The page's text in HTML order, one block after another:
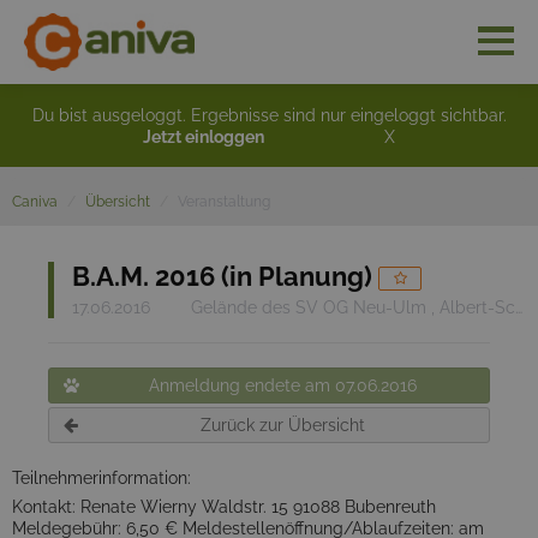
Du bist ausgeloggt. Ergebnisse sind nur eingeloggt sichtbar.
Jetzt einloggen
X
Caniva Übersicht
B.A.M. 2016 (in Planung)
17.06.2016 Gelände des SV OG Neu-Ulm , Albert-Schweitzer-Str. Neu-Ulm , 89231 Neu-Ulm
Anmeldung endete am 07.06.2016
Zurück zur Übersicht
Teilnehmerinformation:
Kontakt: Renate Wierny Waldstr. 15 91088 Bubenreuth
Meldegebühr: 6,50 € Meldestellenöffnung/Ablaufzeiten: am